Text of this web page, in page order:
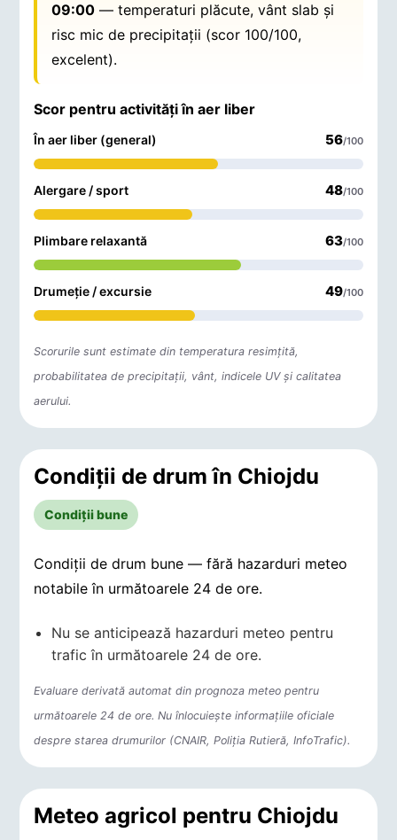
09:00 — temperaturi plăcute, vânt slab și
risc mic de precipitații (scor 100/100,
excelent).
Scor pentru activități în aer liber
În aer liber (general) 56/100
Alergare / sport 48/100
Plimbare relaxantă 63/100
Drumeție / excursie 49/100
Scorurile sunt estimate din temperatura resimțită,
probabilitatea de precipitații, vânt, indicele UV și calitatea
aerului.
Condiții de drum în Chiojdu
Condiții bune
Condiții de drum bune — fără hazarduri meteo
notabile în următoarele 24 de ore.
Nu se anticipează hazarduri meteo pentru
trafic în următoarele 24 de ore.
Evaluare derivată automat din prognoza meteo pentru
următoarele 24 de ore. Nu înlocuiește informațiile oficiale
despre starea drumurilor (CNAIR, Poliția Rutieră, InfoTrafic).
Meteo agricol pentru Chiojdu